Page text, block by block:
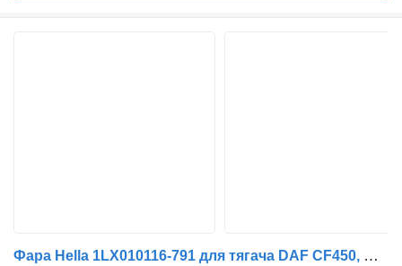
Фара Hella 1LX010116-791 для тягача DAF CF450, CF460 (2017-)